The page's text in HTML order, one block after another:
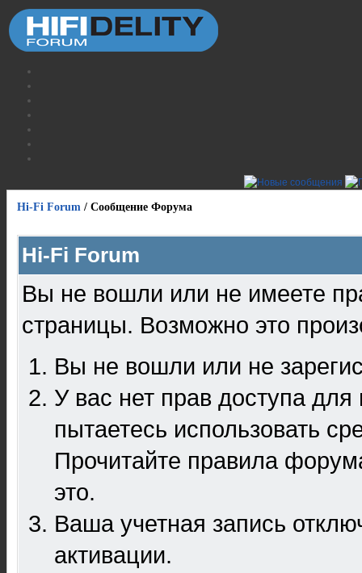
Hi-Fi Forum / Сообщение Форума
Hi-Fi Forum
Вы не вошли или не имеете
страницы. Возможно это
Вы не вошли или не
У вас нет прав доступа
пытаетесь использовать
Прочитайте правила
это.
Ваша учетная запись
активации.